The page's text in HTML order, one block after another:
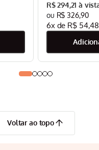
-
R$ 294,21
R$ 326,90
6x de R$ 54,48
Voltar ao topo